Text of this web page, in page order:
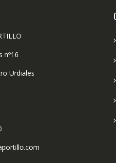
nº16
Urdiales